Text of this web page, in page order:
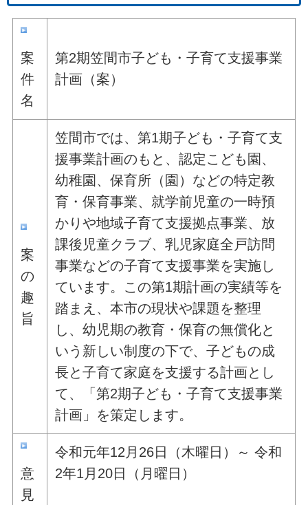
案
件
名
第2期笠間市子ども・子育て支援事業
計画（案）
案
の
趣
旨
笠間市では、第1期子ども・子育て支
援事業計画のもと、認定こども園、
幼稚園、保育所（園）などの特定教
育・保育事業、就学前児童の一時預
かりや地域子育て支援拠点事業、放
課後児童クラブ、乳児家庭全戸訪問
事業などの子育て支援事業を実施し
ています。この第1期計画の実績等を
踏まえ、本市の現状や課題を整理
し、幼児期の教育・保育の無償化と
いう新しい制度の下で、子どもの成
長と子育て家庭を支援する計画とし
て、「第2期子ども・子育て支援事業
計画」を策定します。
意
見
令和元年12月26日（木曜日）～ 令和
2年1月20日（月曜日）